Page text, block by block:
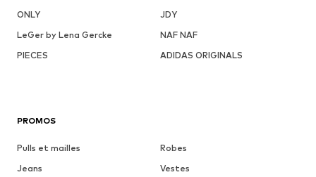
ONLY
JDY
LeGer by Lena Gercke
NAF NAF
PIECES
ADIDAS ORIGINALS
PROMOS
Pulls et mailles
Robes
Jeans
Vestes